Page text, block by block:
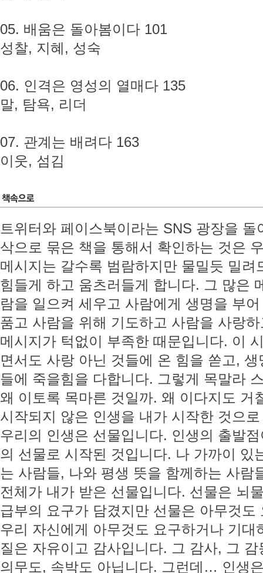
05. 배움은 돌아봄이다 101
성찰, 지혜, 성숙
06. 인격은 영성의 열매다 135
말, 탐욕, 리더
07. 관계는 배려다 163
이웃, 섬김
트위터와 페이스북이라는 SNS 광장을
삭으로 묶은 책을 통해서 확인하는 것은
메시지는 갈수록 범람하지만 물밀듯 밀
힘들게 하고 움츠러들게 합니다. 그 많은
람을 일으켜 세우고 사람에게 생명을 부
품고 사람을 위해 기도하고 사람을 사랑
메시지가 턱없이 부족한 때문입니다. 이
면서도 사랑 아닌 것들에 온 힘을 쏟고,
들에 죽을힘을 다합니다. 그렇게 목말라
왜 이토록 목마른 것일까. 왜 이다지도 거
시작되지 않은 인생을 내가 시작한 것으
우리의 인생은 선물입니다. 인생의 출발
의 선물로 시작된 것입니다. 나 가까이 있
는 사람들, 나와 평생 뜻을 함께하는 사람
전체가 내가 받은 선물입니다. 선물은 뇌
급부의 요구가 담겼지만 선물은 아무것
우리 자신에게 아무것도 요구하거나 기
질은 자유이고 감사입니다. 그 감사, 그
의무도, 속박도 아닙니다. 그런데… 인생